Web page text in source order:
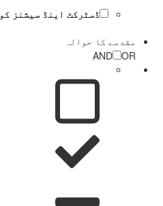
ڈسٹرکٹ اینڈ سیشنز کورٹ
مقدمے کا حوالہ
AND
OR